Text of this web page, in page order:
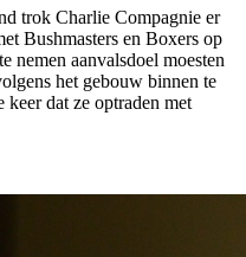
trok Charlie Compagnie er
Bushmasters en Boxers op
nemen aanvalsdoel moesten
het gebouw binnen te
keer dat ze optraden met